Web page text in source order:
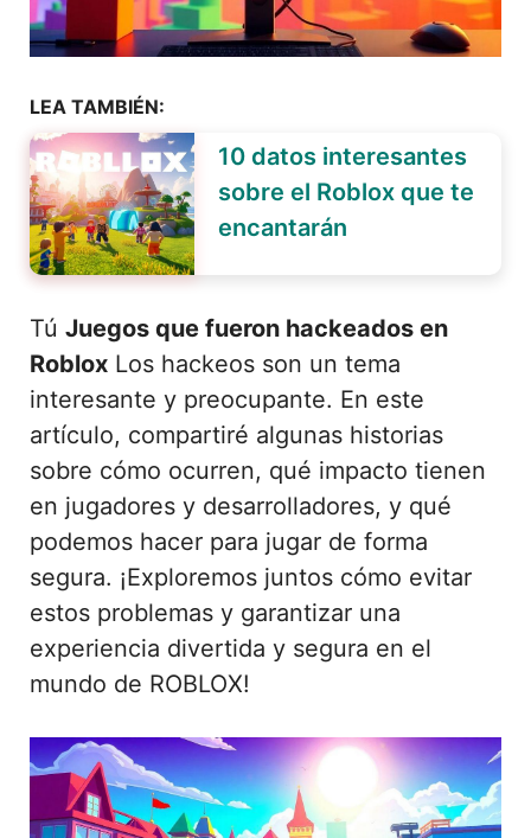
LEA TAMBIÉN:
10 datos interesantes
sobre el Roblox que te
encantarán
Tú Juegos que fueron hackeados en
Roblox Los hackeos son un tema
interesante y preocupante. En este
artículo, compartiré algunas historias
sobre cómo ocurren, qué impacto tienen
en jugadores y desarrolladores, y qué
podemos hacer para jugar de forma
segura. ¡Exploremos juntos cómo evitar
estos problemas y garantizar una
experiencia divertida y segura en el
mundo de ROBLOX!